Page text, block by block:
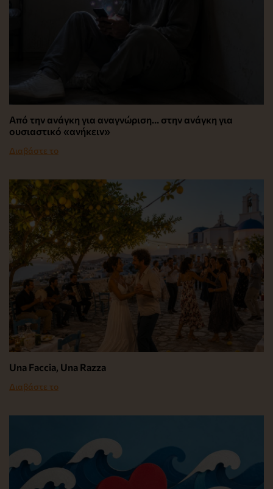
Από την ανάγκη για αναγνώριση… στην ανάγκη για
ουσιαστικό «ανήκειν»
Διαβάστε το
Una Faccia, Una Razza
Διαβάστε το